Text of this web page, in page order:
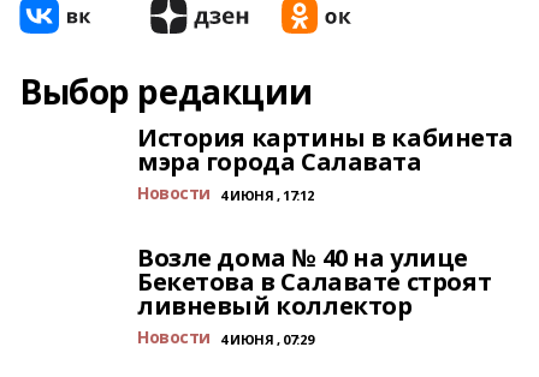
Выбор редакции
История картины в кабинета
мэра города Салавата
Новости 4 ИЮНЯ , 17:12
Возле дома № 40 на улице
Бекетова в Салавате строят
ливневый коллектор
Новости 4 ИЮНЯ , 07:29